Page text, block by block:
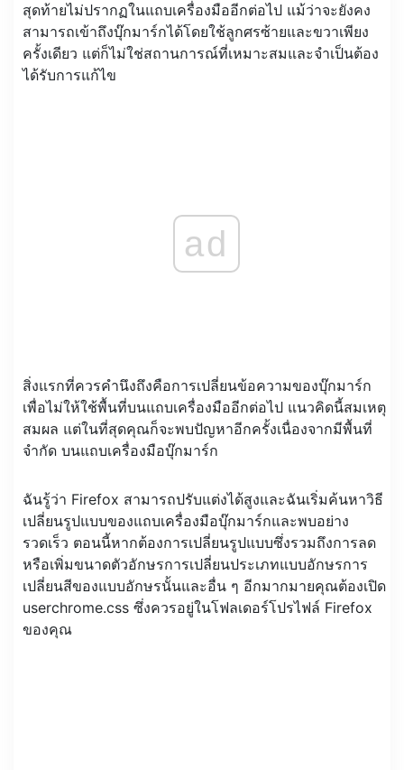
สุดท้ายไม่ปรากฏในแถบเครื่องมืออีกต่อไป แม้ว่าจะยังคง
สามารถเข้าถึงบุ๊กมาร์กได้โดยใช้ลูกศรซ้ายและขวาเพียง
ครั้งเดียว แต่ก็ไม่ใช่สถานการณ์ที่เหมาะสมและจำเป็นต้อง
ได้รับการแก้ไข
ad
สิ่งแรกที่ควรคำนึงถึงคือการเปลี่ยนข้อความของบุ๊กมาร์ก
เพื่อไม่ให้ใช้พื้นที่บนแถบเครื่องมืออีกต่อไป แนวคิดนี้สมเหตุ
สมผล แต่ในที่สุดคุณก็จะพบปัญหาอีกครั้งเนื่องจากมีพื้นที่
จำกัด บนแถบเครื่องมือบุ๊กมาร์ก
ฉันรู้ว่า Firefox สามารถปรับแต่งได้สูงและฉันเริ่มค้นหาวิธี
เปลี่ยนรูปแบบของแถบเครื่องมือบุ๊กมาร์กและพบอย่าง
รวดเร็ว ตอนนี้หากต้องการเปลี่ยนรูปแบบซึ่งรวมถึงการลด
หรือเพิ่มขนาดตัวอักษรการเปลี่ยนประเภทแบบอักษรการ
เปลี่ยนสีของแบบอักษรนั้นและอื่น ๆ อีกมากมายคุณต้องเปิด
userchrome.css ซึ่งควรอยู่ในโฟลเดอร์โปรไฟล์ Firefox
ของคุณ